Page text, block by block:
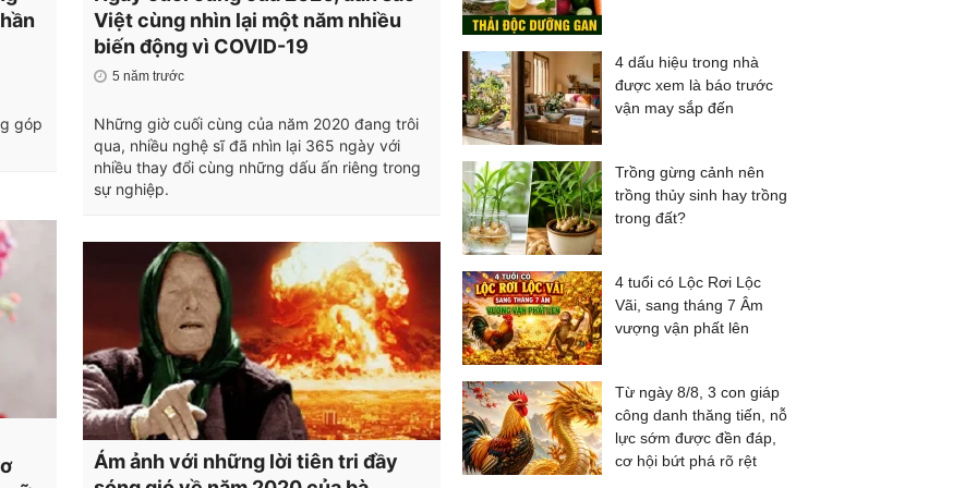
góp
Việt cùng nhìn lại một năm nhiều
biến động vì COVID-19
5 năm trước
Những giờ cuối cùng của năm 2020 đang trôi
qua, nhiều nghệ sĩ đã nhìn lại 365 ngày với
nhiều thay đổi cùng những dấu ấn riêng trong
sự nghiệp.
Ám ảnh với những lời tiên tri đầy
4 dấu hiệu trong nhà
được xem là báo trước
vận may sắp đến
Trồng gừng cảnh nên
trồng thủy sinh hay trồng
trong đất?
4 tuổi có Lộc Rơi Lộc
Vãi, sang tháng 7 Âm
vượng vận phất lên
Từ ngày 8/8, 3 con giáp
công danh thăng tiến, nỗ
lực sớm được đền đáp,
cơ hội bứt phá rõ rệt